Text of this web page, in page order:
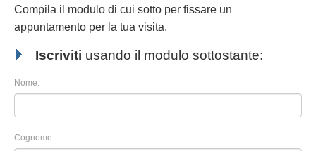
Compila il modulo di cui sotto per fissare un
appuntamento per la tua visita.
Iscriviti usando il modulo sottostante:
Nome:
Cognome: